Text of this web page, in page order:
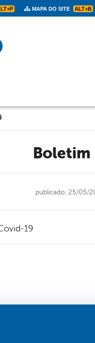
MAPA DO SITE ALT+B
publicado: 25/05/
19